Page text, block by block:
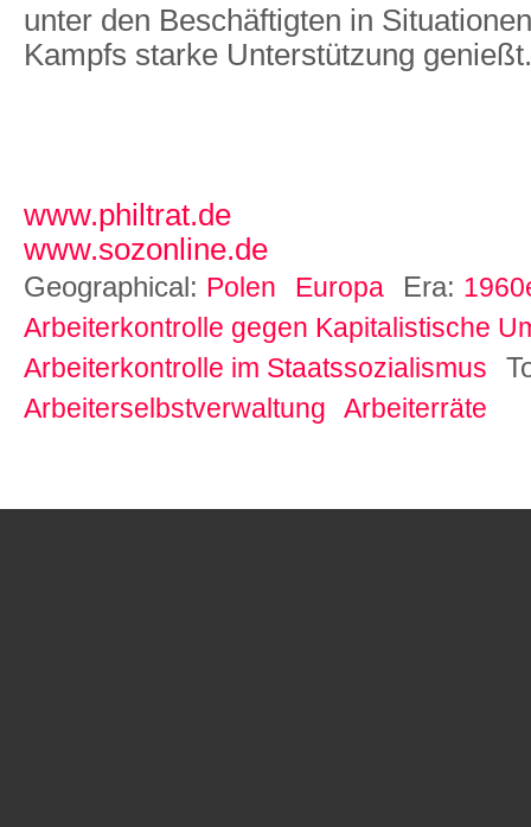
unter den Beschäftigten in
Kampfs starke Unterstützung genießt.
www.philtrat.de
www.sozonline.de
Geographical: Polen Europa Era:
Arbeiterkontrolle gegen Kapitalistische
Arbeiterkontrolle im Staatssozialismus
Arbeiterselbstverwaltung Arbeiterräte